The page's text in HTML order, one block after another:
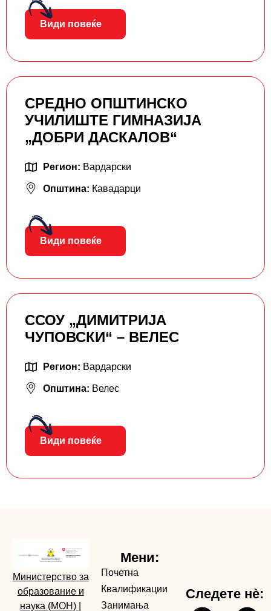
Види повеќе
СРЕДНО ОПШТИНСКО
УЧИЛИШТЕ ГИМНАЗИЈА
„ДОБРИ ДАСКАЛОВ“
Регион: Вардарски
Општина: Кавадарци
Види повеќе
ССОУ „ДИМИТРИЈА
ЧУПОВСКИ“ – ВЕЛЕС
Регион: Вардарски
Општина: Велес
Види повеќе
Министерство за
образование и
наука (МОН)
Мени:
Почетна
Квалификации
Занимања
Следете нè: